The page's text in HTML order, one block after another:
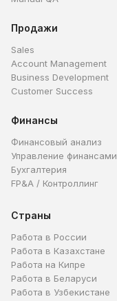
Продажи
Sales
Account Management
Business Development
Customer Success
Финансы
Финансовый анализ
Управление финансами
Бухгалтерия
FP&A / Контроллинг
Страны
Работа в России
Работа в Казахстане
Работа на Кипре
Работа в Беларуси
Работа в Узбекистане